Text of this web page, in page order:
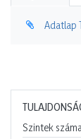
Adatlap
Szintek száma